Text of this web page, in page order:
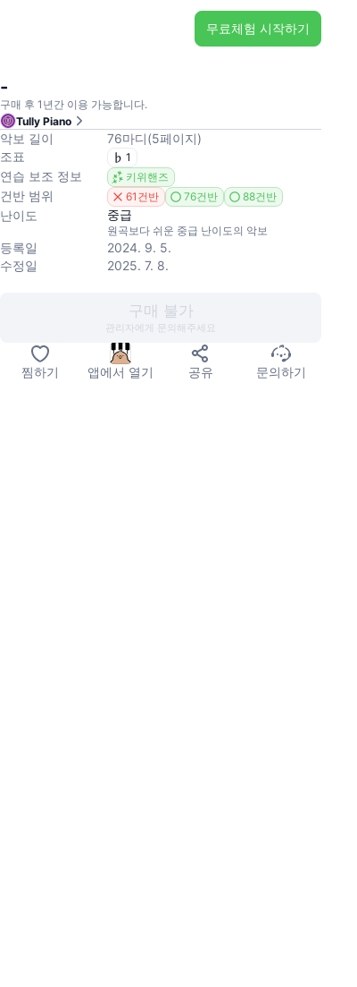
무료체험 시작하기
-
구매 후 1년간 이용 가능합니다.
Tully Piano
악보 길이 76마디(5페이지)
조표
1
연습 보조 정보 키위핸즈
건반 범위 61건반 76건반 88건반
난이도 중급
원곡보다 쉬운 중급 난이도의 악보
등록일
2024. 9. 5.
수정일
2025. 7. 8.
구매 불가
관리자에게 문의해주세요
찜하기 앱에서 열기 공유 문의하기